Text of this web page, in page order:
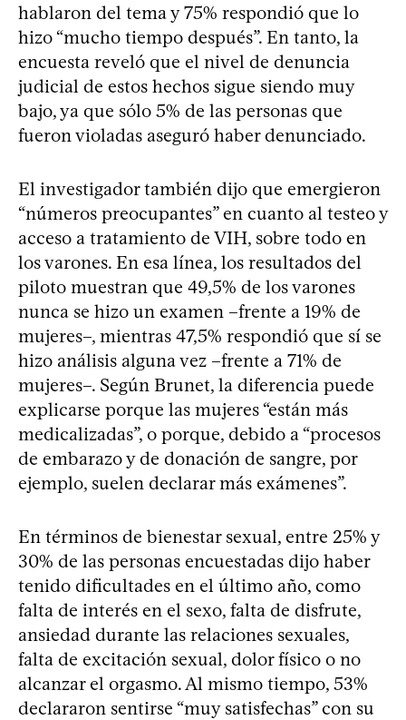
hablaron del tema y 75% respondió que lo
hizo “mucho tiempo después”. En tanto, la
encuesta reveló que el nivel de denuncia
judicial de estos hechos sigue siendo muy
bajo, ya que sólo 5% de las personas que
fueron violadas aseguró haber denunciado.
El investigador también dijo que emergieron
“números preocupantes” en cuanto al testeo y
acceso a tratamiento de VIH, sobre todo en
los varones. En esa línea, los resultados del
piloto muestran que 49,5% de los varones
nunca se hizo un examen –frente a 19% de
mujeres–, mientras 47,5% respondió que sí se
hizo análisis alguna vez –frente a 71% de
mujeres–. Según Brunet, la diferencia puede
explicarse porque las mujeres “están más
medicalizadas”, o porque, debido a “procesos
de embarazo y de donación de sangre, por
ejemplo, suelen declarar más exámenes”.
En términos de bienestar sexual, entre 25% y
30% de las personas encuestadas dijo haber
tenido dificultades en el último año, como
falta de interés en el sexo, falta de disfrute,
ansiedad durante las relaciones sexuales,
falta de excitación sexual, dolor físico o no
alcanzar el orgasmo. Al mismo tiempo, 53%
declararon sentirse “muy satisfechas” con su